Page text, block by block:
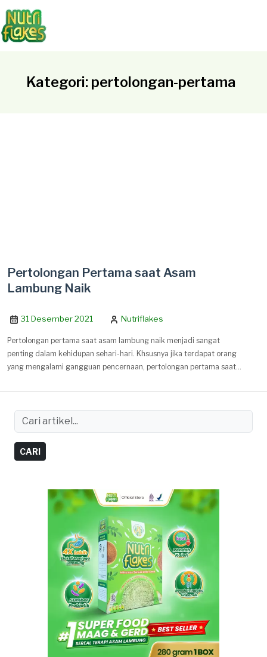
Kategori: pertolongan-pertama
Pertolongan Pertama saat Asam
Lambung Naik
31 Desember 2021 Nutriflakes
Pertolongan pertama saat asam lambung naik menjadi sangat
penting dalam kehidupan sehari-hari. Khsusnya jika terdapat orang
yang mengalami gangguan pencernaan, pertolongan pertama saat
CARI